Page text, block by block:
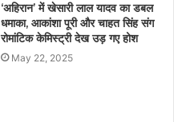
‘अहिरान’ में खेसारी लाल यादव का डबल
धमाका, आकांशा पूरी और चाहत सिंह संग
रोमांटिक केमिस्ट्री देख उड़ गए होश
May 22, 2025